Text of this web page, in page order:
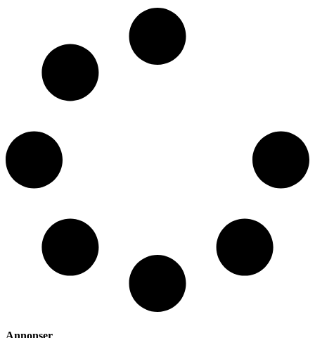
Annonser